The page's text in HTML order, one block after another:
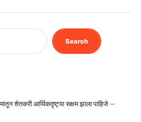
Search
शेतकरी आर्थिकदृष्ट्या सक्षम झाला पाहिजे –